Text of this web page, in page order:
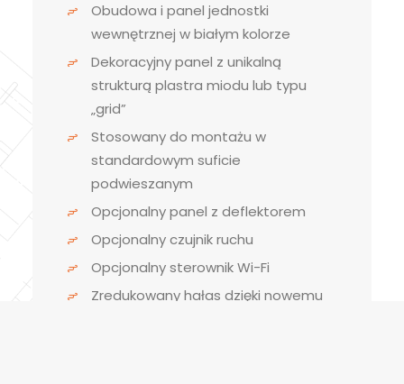
Obudowa i panel jednostki
wewnętrznej w białym kolorze
Dekoracyjny panel z unikalną
strukturą plastra miodu lub typu
„grid”
Stosowany do montażu w
standardowym suficie
podwieszanym
Opcjonalny panel z deflektorem
Opcjonalny czujnik ruchu
Opcjonalny sterownik Wi-Fi
Zredukowany hałas dzięki nowemu